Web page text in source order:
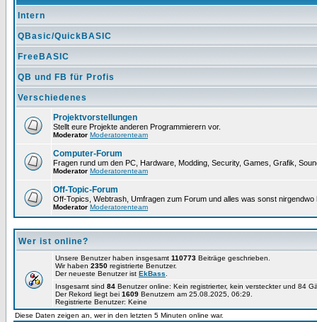
Intern
QBasic/QuickBASIC
FreeBASIC
QB und FB für Profis
Verschiedenes
Projektvorstellungen
Stellt eure Projekte anderen Programmierern vor.
Moderator Moderatorenteam
Computer-Forum
Fragen rund um den PC, Hardware, Modding, Security, Games, Grafik,
Moderator Moderatorenteam
Off-Topic-Forum
Off-Topics, Webtrash, Umfragen zum Forum und alles was sonst nirgendwo
Moderator Moderatorenteam
Wer ist online?
Unsere Benutzer haben insgesamt 110773 Beiträge geschrieben.
Wir haben 2350 registrierte Benutzer.
Der neueste Benutzer ist EkBass
Insgesamt sind 84 Benutzer online: Kein registrierter, kein versteckter und 84
Der Rekord liegt bei 1609 Benutzern am 25.08.2025, 06:29.
Registrierte Benutzer: Keine
Diese Daten zeigen an, wer in den letzten 5 Minuten online war.